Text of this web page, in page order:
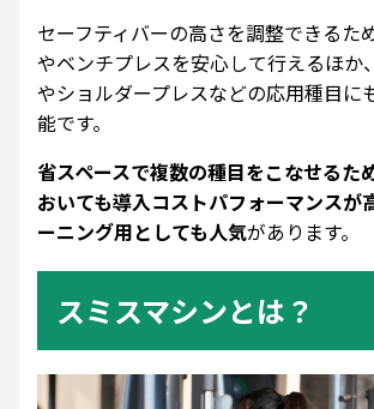
セーフティバーの高さを調整できるた
やベンチプレスを安心して行えるほか
やショルダープレスなどの応用種目に
能です。
省スペースで複数の種目をこなせるた
おいても導入コストパフォーマンスが
ーニング用としても人気があります。
スミスマシンとは？